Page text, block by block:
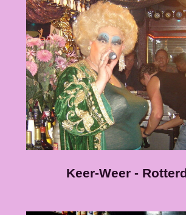
Keer-Weer -